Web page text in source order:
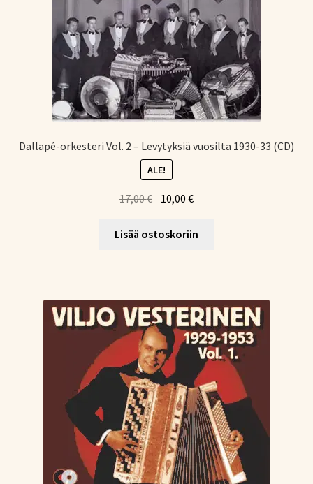
Dallapé-orkesteri Vol. 2 – Levytyksiä vuosilta 1930-33 (CD)
ALE!
17,00€ Alkuperäinen
oli:
10,00€Nykyinen
on:
Lisää ostoskoriin